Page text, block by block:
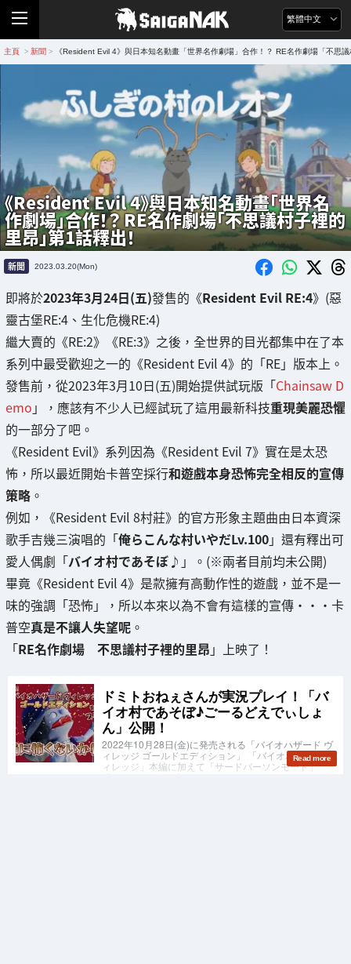
繁體中文
主頁 > 新聞 > 《Resident Evil 4》與日本知名動畫「世界名作劇場」合作！？ RE名作劇場「不思
《Resident Evil 4》與日本知名動畫「世界名
作劇場」合作！？ RE名作劇場「不思議村子裡的
里昂」第1話釋出！
新聞 2023.03.20(Mon)
即將於2023年3月24日(五)發售的《Resident Evil RE:4》(惡
靈古堡RE:4、生化危機RE:4)
繼大賣的《RE:2》《RE:3》之後，全世界的目光都集中在了本
系列中最受歡迎之一的《Resident Evil 4》的「RE」版本上。
發售前，從2023年3月10日(五)開始提供試玩版「Chainsaw D
emo 」，應該有不少人已經試玩了這用最新科技重現美麗恐懼
的一部分了吧。
《Resident Evil》系列因為《Resident Evil 7》實在是太恐
怖，所以最近開始卡普空採行和遊戲本身恐怖完全相反的宣傳
策略 。
例如，《Resident Evil 8村莊》的官方形象主題曲由日本資深
歌手吉幾三演唱的「俺らこんな村いやだLv.100」還有釋出可
愛人偶劇「バイオ村であそぼ♪ 」。(※兩者目前均未公開)
畢竟《Resident Evil 4》是款擁有高動作性的遊戲，並不是一
味的強調「恐怖」，所以本來以為不會有這樣的宣傳・・・卡
普空真是不讓人失望呢 。
「RE名作劇場 不思議村子裡的里昂 」上映了！